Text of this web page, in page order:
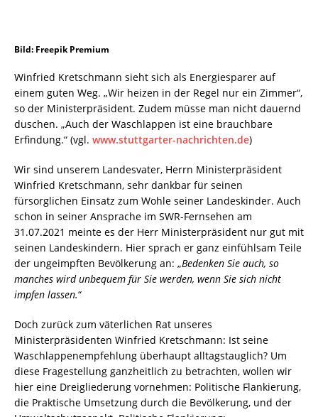
Bild: Freepik Premium
Winfried Kretschmann sieht sich als Energiesparer auf
einem guten Weg. „Wir heizen in der Regel nur ein Zimmer“,
so der Ministerpräsident. Zudem müsse man nicht dauernd
duschen. „Auch der Waschlappen ist eine brauchbare
Erfindung.“ (vgl. www.stuttgarter-nachrichten.de)
Wir sind unserem Landesvater, Herrn Ministerpräsident
Winfried Kretschmann, sehr dankbar für seinen
fürsorglichen Einsatz zum Wohle seiner Landeskinder. Auch
schon in seiner Ansprache im SWR-Fernsehen am
31.07.2021 meinte es der Herr Ministerpräsident nur gut mit
seinen Landeskindern. Hier sprach er ganz einfühlsam Teile
der ungeimpften Bevölkerung an: „Bedenken Sie auch, so
manches wird unbequem für Sie werden, wenn Sie sich nicht
impfen lassen.“
Doch zurück zum väterlichen Rat unseres
Ministerpräsidenten Winfried Kretschmann: Ist seine
Waschlappenempfehlung überhaupt alltagstauglich? Um
diese Fragestellung ganzheitlich zu betrachten, wollen wir
hier eine Dreigliederung vornehmen: Politische Flankierung,
die Praktische Umsetzung durch die Bevölkerung, und der